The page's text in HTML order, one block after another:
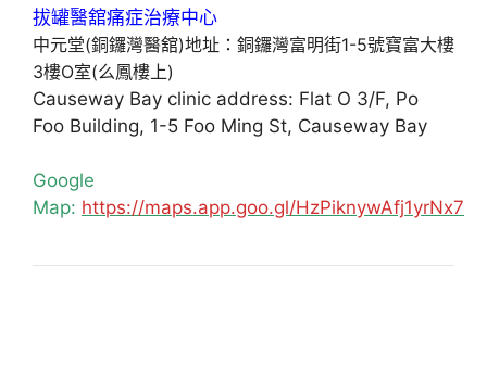
中元堂(銅鑼灣醫舘)地址：銅鑼灣富明街1-5號寶富大樓
3樓O室(么鳳樓上)
Causeway Bay clinic address: Flat O 3/F, Po
Foo Building, 1-5 Foo Ming St, Causeway Bay
Google
Map: https://maps.app.goo.gl/HzPiknywAfj1yrNx7